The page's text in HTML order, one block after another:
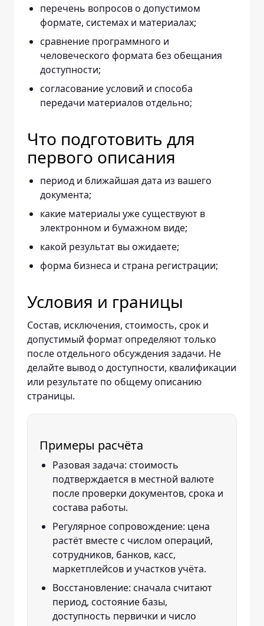
перечень вопросов о допустимом
формате, системах и материалах;
сравнение программного и
человеческого формата без обещания
доступности;
согласование условий и способа
передачи материалов отдельно;
Что подготовить для
первого описания
период и ближайшая дата из вашего
документа;
какие материалы уже существуют в
электронном и бумажном виде;
какой результат вы ожидаете;
форма бизнеса и страна регистрации;
Условия и границы
Состав, исключения, стоимость, срок и
допустимый формат определяют только
после отдельного обсуждения задачи. Не
делайте вывод о доступности, квалификации
или результате по общему описанию
страницы.
Примеры расчёта
Разовая задача: стоимость
подтверждается в местной валюте
после проверки документов, срока и
состава работы.
Регулярное сопровождение: цена
растёт вместе с числом операций,
сотрудников, банков, касс,
маркетплейсов и участков учёта.
Восстановление: сначала считают
период, состояние базы,
доступность первички и число